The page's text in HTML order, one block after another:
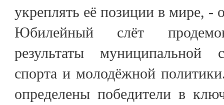
укреплять её позиции в мире, -
Юбилейный слёт
результаты муниципальной
спорта и молодёжной
определены победители в